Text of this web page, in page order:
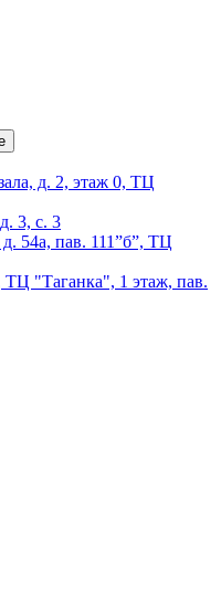
д. 2, этаж 0, ТЦ
3, с. 3
54а, пав. 111”б”, ТЦ
ТЦ "Таганка", 1 этаж, пав.